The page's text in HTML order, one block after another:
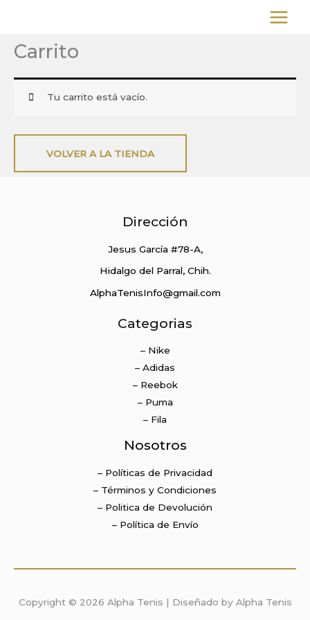
contenido
Carrito
Tu carrito está vacío.
VOLVER A LA TIENDA
Dirección
Jesus García #78-A,
Hidalgo del Parral, Chih.
AlphaTenisInfo@gmail.com
Categorias
– Nike
– Adidas
– Reebok
– Puma
– Fila
Nosotros
– Políticas de Privacidad
– Términos y Condiciones
– Politica de Devolución
– Política de Envío
Copyright © 2026 Alpha Tenis | Diseñado by Alpha Tenis